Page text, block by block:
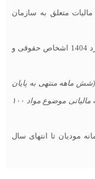
ماده ۱۰۰و پرداخت مالیات متعلق به سازمان
-31 شهریور مهلت ارسال اظهارنامه مالیاتی عملکرد 1404 اشخاص حقوقی و
-مهلت بارگذاری دفاتر الکترونیکی سال مالی 1404(شش ماهه منتهی به پایان
سال مالی تا قبل از انقضای مهلت تسلیم اظهارنامه مالیاتی موضوع مواد ۱۰۰
۱۰۰ درصدی سامانه مودیان تا انتهای سال